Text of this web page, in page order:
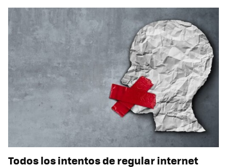
Todos los intentos de regular internet